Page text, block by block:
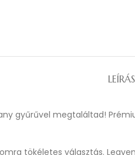
LEÍRÁS
gyűrűvel megtaláltad!
tökéletes választás.